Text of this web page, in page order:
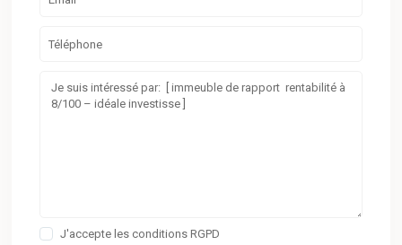
J'accepte les conditions RGPD